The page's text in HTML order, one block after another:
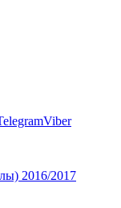
Viber
2016/2017